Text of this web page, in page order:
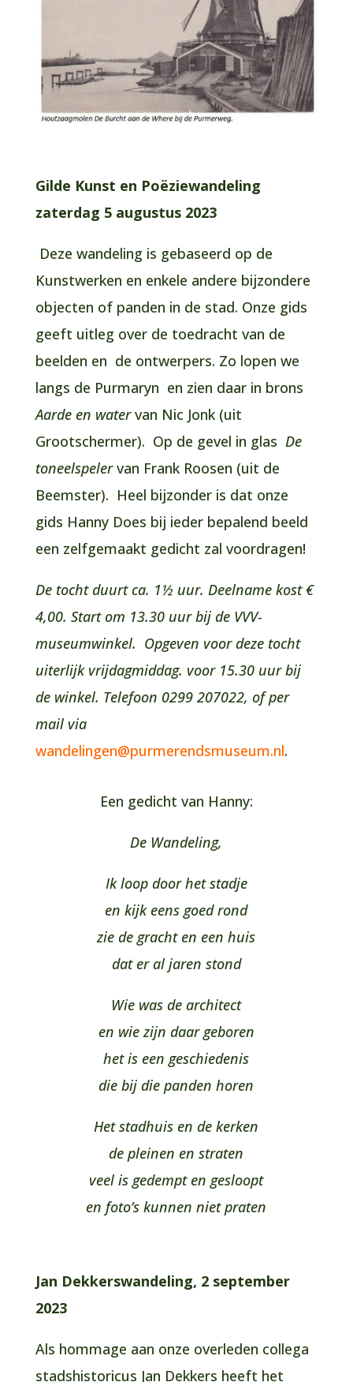
Gilde Kunst en Poëziewandeling
zaterdag 5 augustus 2023
Deze wandeling is gebaseerd op de
Kunstwerken en enkele andere bijzondere
objecten of panden in de stad. Onze gids
geeft uitleg over de toedracht van de
beelden en de ontwerpers. Zo lopen we
langs de Purmaryn en zien daar in brons
Aarde en watervan Nic Jonk (uit
Grootschermer). Op de gevel in glas De
toneelspelervan Frank Roosen (uit de
Beemster). Heel bijzonder is dat onze
gids Hanny Does bij ieder bepalend beeld
een zelfgemaakt gedicht zal voordragen!
De tocht duurt ca. 1½ uur. Deelname kost €
4,00. Start om 13.30 uur bij de VVV-
museumwinkel. Opgeven voor deze tocht
uiterlijk vrijdagmiddag. voor 15.30 uur bij
de winkel. Telefoon 0299 207022, ofper
mail via
wandelingen@purmerendsmuseum.nl.
Een gedicht van Hanny:
De Wandeling,
Ik loop door het stadje
en kijk eens goed rond
zie de gracht en een huis
dat er al jaren stond
Wie was de architect
en wie zijn daar geboren
het is een geschiedenis
die bij die panden horen
Het stadhuis en de kerken
de pleinen en straten
veel is gedempt en gesloopt
en foto’s kunnen niet praten
Jan Dekkerswandeling, 2 september
2023
Als hommage aan onze overleden collega
stadshistoricus Jan Dekkers heeft het